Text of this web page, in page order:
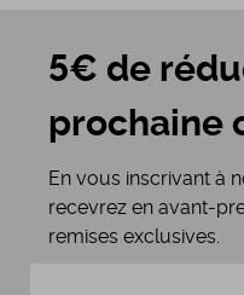
5€ de
prochaine
En vous inscrivant à
recevrez en avant-
remises exclusives.